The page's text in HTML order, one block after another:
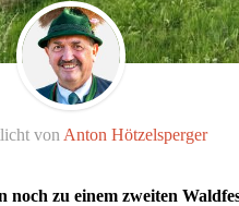
von Anton Hötzelsperger
noch zu einem zweiten